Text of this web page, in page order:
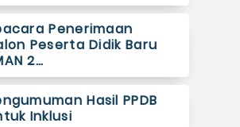
Penerimaan
Peserta Didik Baru
2…
Hasil PPDB
Inklusi